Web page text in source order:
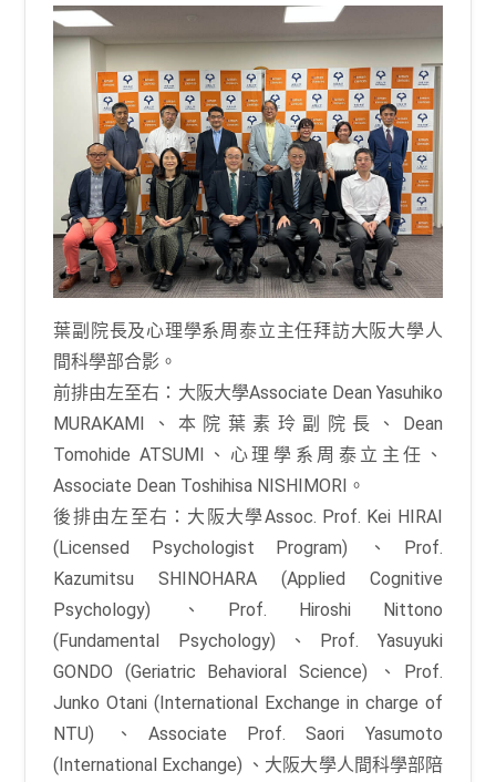
葉副院長及心理學系周泰立主任拜訪大阪大學人
間科學部合影。
前排由左至右：大阪大學Associate Dean Yasuhiko
MURAKAMI、本院葉素玲副院長、Dean
Tomohide ATSUMI、心理學系周泰立主任、
Associate Dean Toshihisa NISHIMORI。
後排由左至右：大阪大學Assoc. Prof. Kei HIRAI
(Licensed Psychologist Program) 、Prof.
Kazumitsu SHINOHARA (Applied Cognitive
Psychology) 、Prof. Hiroshi Nittono
(Fundamental Psychology)、Prof. Yasuyuki
GONDO (Geriatric Behavioral Science) 、Prof.
Junko Otani (International Exchange in charge of
NTU) 、Associate Prof. Saori Yasumoto
(International Exchange) 、大阪大學人間科學部陪